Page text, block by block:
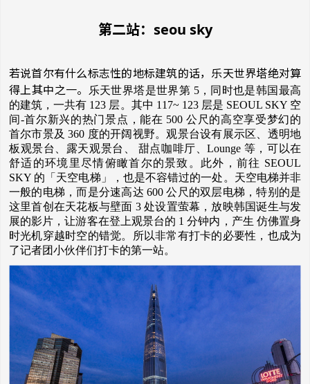
第二站：seou sky
若说首尔有什么标志性的地标建筑的话，乐天世界塔绝对算
得上其中之一。
乐天世界塔是世界第 5，同 时也是韩国 最高
的建筑，一共有 123 层。其中 117~ 123 层是 SEOUL SKY 空
间-首尔新兴的热门景点，能在 500 公尺的高空享受梦幻的
首尔市景及360 度的开阔视野。观景台设有展示区 、透明地
板观景台、露天观景台、 甜点咖啡厅 、Lounge 等，可以在
舒适的环境里尽情俯瞰首尔的景致。 此外，前往 SEOUL
SKY 的「天空电梯」，也是不容错过的一处 。天空电梯并非
一般的电梯，而是分速高达600公尺的双层电梯，特别 的是
这里首创 在天花板与壁面 3处设置萤幕，放映韩国诞生与发
展的影片，让游客在登上观景台的 1分钟内 ， 产生 仿佛置身
时光机穿越时空的错觉。所以非常有打卡的必要性，也成为
了记者团小伙伴们打卡的第一站。